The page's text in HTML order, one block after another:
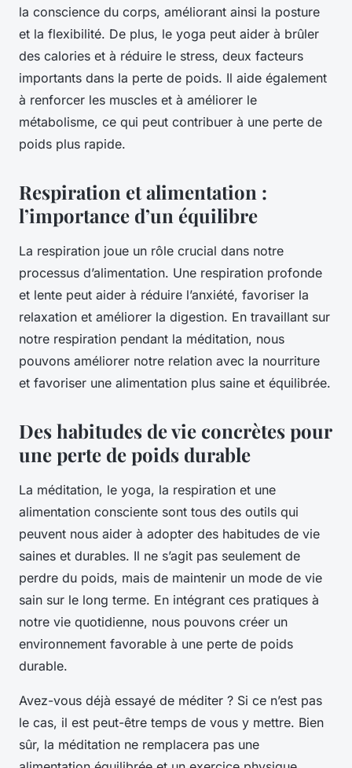
la conscience du corps, améliorant ainsi la posture
et la flexibilité. De plus, le yoga peut aider à brûler
des calories et à réduire le stress, deux facteurs
importants dans la perte de poids. Il aide également
à renforcer les muscles et à améliorer le
métabolisme, ce qui peut contribuer à une perte de
poids plus rapide.
Respiration et alimentation :
l’importance d’un équilibre
La respiration joue un rôle crucial dans notre
processus d’alimentation. Une respiration profonde
et lente peut aider à réduire l’anxiété, favoriser la
relaxation et améliorer la digestion. En travaillant sur
notre respiration pendant la méditation, nous
pouvons améliorer notre relation avec la nourriture
et favoriser une alimentation plus saine et équilibrée.
Des habitudes de vie concrètes pour
une perte de poids durable
La méditation, le yoga, la respiration et une
alimentation consciente sont tous des outils qui
peuvent nous aider à adopter des habitudes de vie
saines et durables. Il ne s’agit pas seulement de
perdre du poids, mais de maintenir un mode de vie
sain sur le long terme. En intégrant ces pratiques à
notre vie quotidienne, nous pouvons créer un
environnement favorable à une perte de poids
durable.
Avez-vous déjà essayé de méditer ? Si ce n’est pas
le cas, il est peut-être temps de vous y mettre. Bien
sûr, la méditation ne remplacera pas une